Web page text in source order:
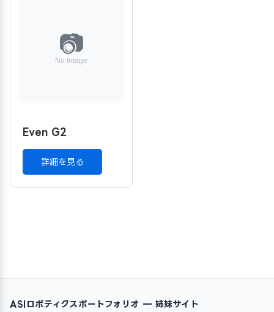
Even G2
詳細を見る
ASIロボティクスポートフォリオ — 姉妹サイト